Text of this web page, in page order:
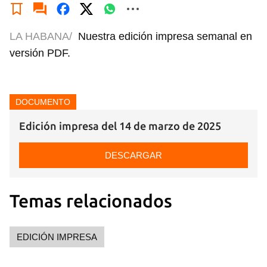
LA HABANA/ Nuestra edición impresa semanal en
versión PDF.
DOCUMENTO
Edición impresa del 14 de marzo de 2025
DESCARGAR
Temas relacionados
EDICIÓN IMPRESA